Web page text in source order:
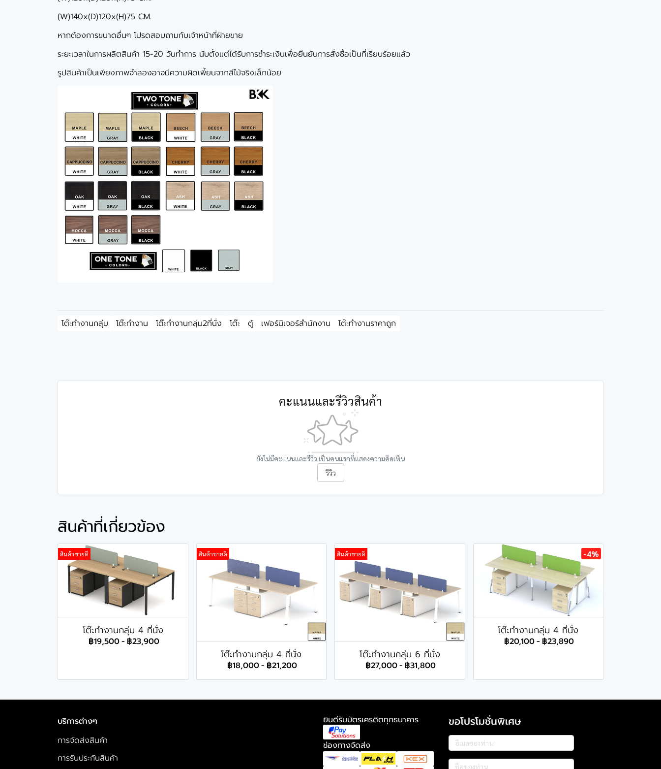
(W)140x(D)120x(H)75 CM.
หากต้องการขนาดอื่นๆ โปรดสอบถามกับเจ้าหน้าที่ฝ่ายขาย
ระยะเวลาในการผลิตสินค้า 15-20 วันทำการ นับตั้งแต่ได้รับการชำระเงินเพื่อยืนยันการสั่งซื้อเป็นที่เรียบร้อยแล้ว
รูปสินค้าเป็นเพียงภาพจำลองอาจมีความผิดเพี้ยนจากสีไม้จริงเล็กน้อย
โต๊ะทำงานกลุ่ม โต๊ะทำงาน โต๊ะทำงานกลุ่ม2ที่นั่ง โต๊ะ ตู้ เฟอร์นิเจอร์สำนักงาน โต๊ะทำงานราคาถูก
คะแนนและรีวิวสินค้า
ยังไม่มีคะแนนและรีวิว เป็นคนแรกที่แสดงความคิดเห็น
รีวิว
สินค้าที่เกี่ยวข้อง
สินค้าขายดี
โต๊ะทำงานกลุ่ม 4 ที่นั่ง
฿19,500- ฿23,900
สินค้าขายดี
โต๊ะทำงานกลุ่ม 4 ที่นั่ง
฿18,000- ฿21,200
สินค้าขายดี
โต๊ะทำงานกลุ่ม 6 ที่นั่ง
฿27,000- ฿31,800
-4%
โต๊ะทำงานกลุ่ม 4 ที่นั่ง
฿20,100- ฿23,890
บริการต่างๆ
การจัดส่งสินค้า
การรับประกันสินค้า
ยินดีรับบัตรเครดิตทุกธนาคาร
ช่องทางจัดส่ง
ขอโปรโมชั่นพิเศษ